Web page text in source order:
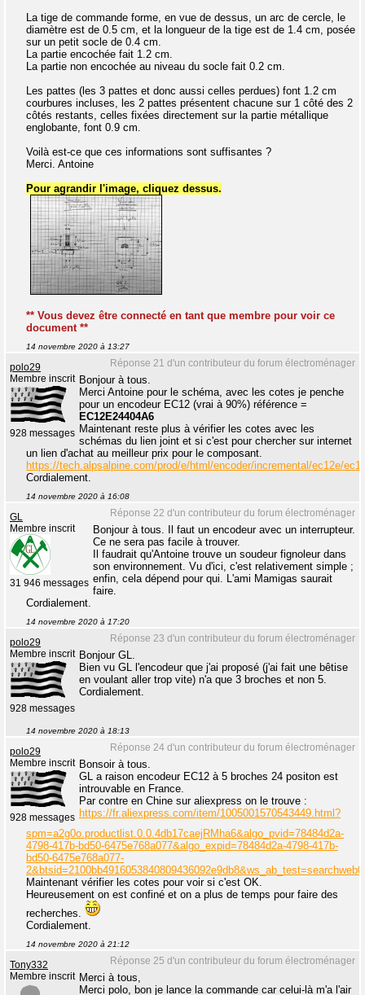
La tige de commande forme, en vue de dessus, un arc de cercle, le
diamètre est de 0.5 cm, et la longueur de la tige est de 1.4 cm, posée
sur un petit socle de 0.4 cm.
La partie encochée fait 1.2 cm.
La partie non encochée au niveau du socle fait 0.2 cm.
Les pattes (les 3 pattes et donc aussi celles perdues) font 1.2 cm
courbures incluses, les 2 pattes présentent chacune sur 1 côté des 2
côtés restants, celles fixées directement sur la partie métallique
englobante, font 0.9 cm.
Voilà est-ce que ces informations sont suffisantes ?
Merci. Antoine
Pour agrandir l'image, cliquez dessus.
** Vous devez être connecté en tant que membre pour voir ce
document **
14 novembre 2020 à 13:27
Réponse 21 d'un contributeur du forum électroménager
polo29
Membre inscrit
928 messages
Bonjour à tous.
Merci Antoine pour le schéma, avec les cotes je penche
pour un encodeur EC12 (vrai à 90%) référence =
EC12E24404A6
Maintenant reste plus à vérifier les cotes avec les
schémas du lien joint et si c'est pour chercher sur internet
un lien d'achat au meilleur prix pour le composant.
https://tech.alpsalpine.com/prod/e/html/encoder/incremental/ec12e/
Cordialement.
14 novembre 2020 à 16:08
Réponse 22 d'un contributeur du forum électroménager
GL
Membre inscrit
31 946 messages
Bonjour à tous. Il faut un encodeur avec un interrupteur.
Ce ne sera pas facile à trouver.
Il faudrait qu'Antoine trouve un soudeur fignoleur dans
son environnement. Vu d'ici, c'est relativement simple ;
enfin, cela dépend pour qui. L'ami Mamigas saurait
faire.
Cordialement.
14 novembre 2020 à 17:20
Réponse 23 d'un contributeur du forum électroménager
polo29
Membre inscrit
928 messages
Bonjour GL.
Bien vu GL l'encodeur que j'ai proposé (j'ai fait une bêtise
en voulant aller trop vite) n'a que 3 broches et non 5.
Cordialement.
14 novembre 2020 à 18:13
Réponse 24 d'un contributeur du forum électroménager
polo29
Membre inscrit
928 messages
Bonsoir à tous.
GL a raison encodeur EC12 à 5 broches 24 positon est
introuvable en France.
Par contre en Chine sur aliexpress on le trouve :
https://fr.aliexpress.com/item/1005001570543449.html?
spm=a2g0o.productlist.0.0.4db17caejRMha6&algo_pvid=78484d2a-
4798-417b-bd50-6475e768a077&algo_expid=78484d2a-4798-417b-
bd50-6475e768a077-
Maintenant vérifier les cotes pour voir si c'est OK.
Heureusement on est confiné et on a plus de temps pour faire des
recherches.
Cordialement.
14 novembre 2020 à 21:12
Réponse 25 d'un contributeur du forum électroménager
Tony332
Membre inscrit Merci à tous,
Merci polo, bon je lance la commande car celui-là m'a l'air